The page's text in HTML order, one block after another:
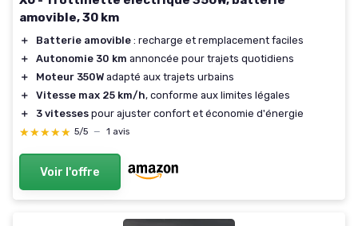
amovible, 30 km
＋ Batterie amovible : recharge et remplacement faciles
＋
Autonomie 30 km annoncée pour trajets quotidiens
＋
Moteur 350W adapté aux trajets urbains
＋
Vitesse max 25 km/h, conforme aux limites légales
＋
3 vitesses pour ajuster confort et économie d'énergie
★★★★★
★★★★★ 5/5 — 1 avis
Voir l'offre